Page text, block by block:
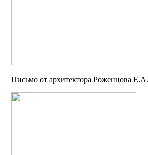
Письмо от архитектора Роженцова Е.А.